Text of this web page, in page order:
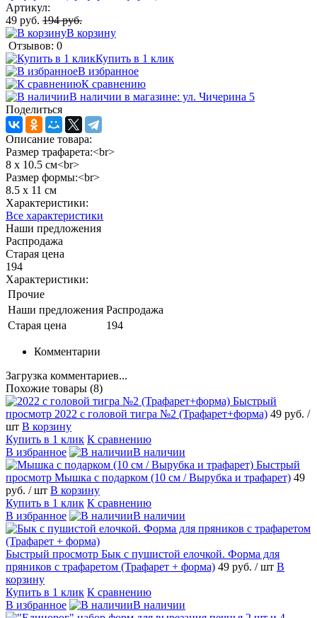
Артикул:
49 руб. 194 руб.
В корзину
Отзывов: 0
Купить в 1 клик
В избранное
К сравнению
В наличии в магазине: ул. Чичерина 5
Поделиться
Описание товара:
Размер трафарета:<br>
8 х 10.5 см<br>
Размер формы:<br>
8.5 х 11 см
Характеристики:
Все характеристики
Наши предложения
Распродажа
Старая цена
194
Характеристики:
Прочие
Наши предложения Распродажа
Старая цена
194
Комментарии
Загрузка комментариев...
Похожие товары (8)
Быстрый
просмотр 2022 с головой тигра №2 (Трафарет+форма) 49 руб. /
шт В корзину
Купить в 1 клик К сравнению
В избранное
В наличии
Быстрый
просмотр Мышка с подарком (10 см / Вырубка и трафарет) 49
руб. / шт В корзину
Купить в 1 клик К сравнению
В избранное
В наличии
Быстрый просмотр Бык с пушистой елочкой. Форма для
пряников с трафаретом (Трафарет + форма) 49 руб. / шт В
корзину
Купить в 1 клик К сравнению
В избранное
В наличии